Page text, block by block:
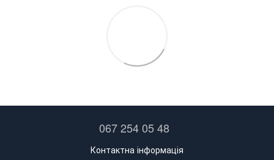
067 254 05 48
Контактна інформація